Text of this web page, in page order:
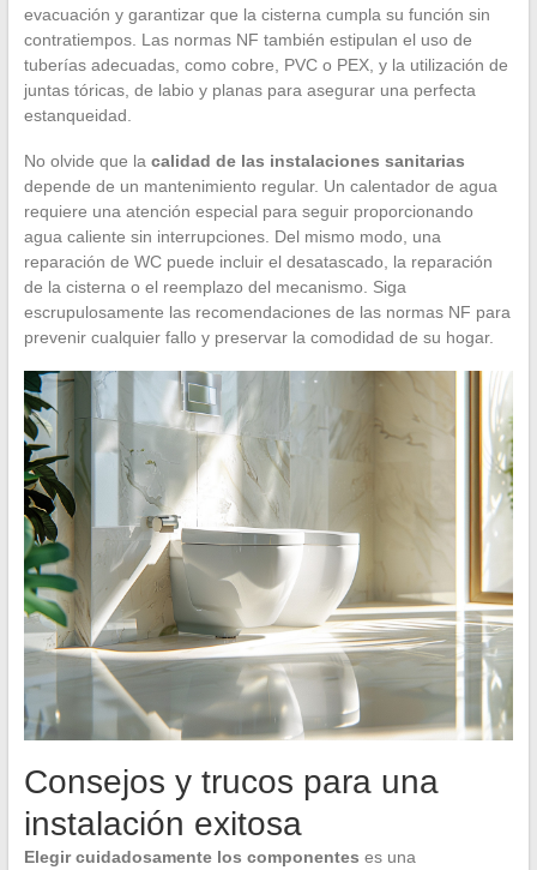
evacuación y garantizar que la cisterna cumpla su función sin
contratiempos. Las normas NF también estipulan el uso de
tuberías adecuadas, como cobre, PVC o PEX, y la utilización de
juntas tóricas, de labio y planas para asegurar una perfecta
estanqueidad.
No olvide que la calidad de las instalaciones sanitarias
depende de un mantenimiento regular. Un calentador de agua
requiere una atención especial para seguir proporcionando
agua caliente sin interrupciones. Del mismo modo, una
reparación de WC puede incluir el desatascado, la reparación
de la cisterna o el reemplazo del mecanismo. Siga
escrupulosamente las recomendaciones de las normas NF para
prevenir cualquier fallo y preservar la comodidad de su hogar.
Consejos y trucos para una
instalación exitosa
Elegir cuidadosamente los componentes es una